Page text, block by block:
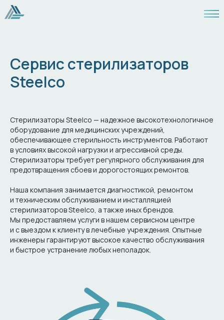
Сервис стерилизаторов
Steelco
Стерилизаторы Steelco — надежное высокотехнологичное
оборудование для медицинских учреждений,
обеспечивающее стерильность инструментов. Работают
в условиях высокой нагрузки и агрессивной среды.
Стерилизаторы требует регулярного обслуживания для
предотвращения сбоев и дорогостоящих ремонтов.
Наша компания занимается диагностикой, ремонтом
и техническим обслуживанием и инсталляцией
стерилизаторов Steelco, а также иных брендов.
Мы предоставляем услуги в нашем сервисном центре
и с выездом к клиенту в лечебные учреждения. Опытные
инженеры гарантируют высокое качество обслуживания
и быстрое устранение любых неполадок.